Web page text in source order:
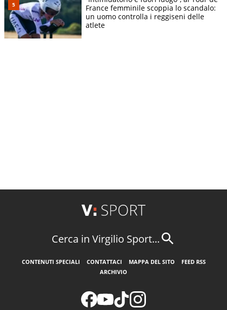
France femminile scoppia lo scandalo:
un uomo controlla i reggiseni delle
atlete
Cerca in Virgilio Sport...
CONTENUTI SPECIALI CONTATTACI MAPPA DEL SITO
FEED RSS
ARCHIVIO